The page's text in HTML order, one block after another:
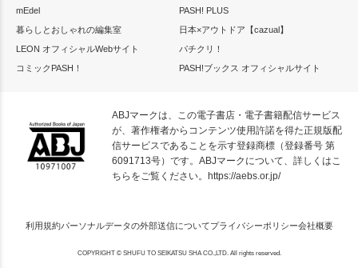
mEdel
PASH! PLUS
暮らしとおしゃれの編集室
日本×アウトドア【cazual】
LEON オフィシャルWebサイト
パチクリ！
コミックPASH！
PASH!ブックス オフィシャルサイト
ABJマークは、この電子書店・電子書籍配信サービス
が、著作権者からコンテンツ使用許諾を得た正規版配
信サービスであることを示す登録商標（登録番号 第
6091713号）です。ABJマークについて、詳しくはこ
ちらをご覧ください。
https://aebs.or.jp/
利用規約パーソナルデータの外部送信についてプライバシーポリシー会社概要
COPYRIGHT © SHUFU TO SEIKATSU SHA CO.,LTD. All rights reserved.